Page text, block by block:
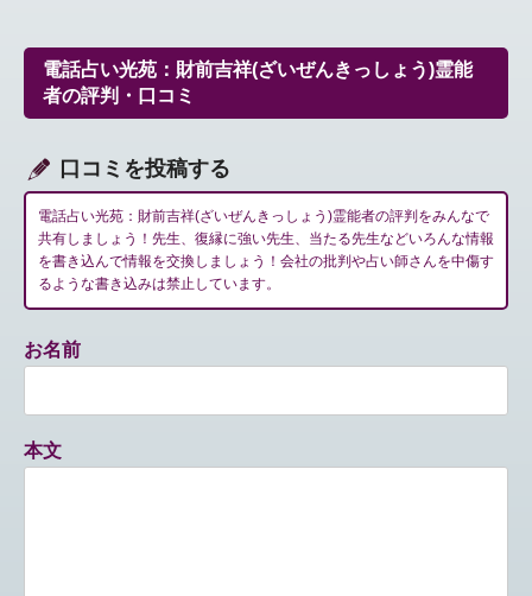
ー
シ
ョ
電話占い光苑：財前吉祥(ざいぜんきっしょう)霊能
者の評判・口コミ
口コミを投稿する
電話占い光苑：財前吉祥(ざいぜんきっしょう)霊能者の評判をみんなで
共有しましょう！先生、復縁に強い先生、当たる先生などいろんな情報
を書き込んで情報を交換しましょう！会社の批判や占い師さんを中傷す
るような書き込みは禁止しています。
お名前
本文